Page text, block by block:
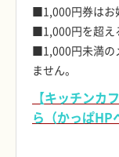
■1,000円券はお
■1,000円を超え
■1,000円未満の
ません。
【キッチンカ
ら（かっぱHP